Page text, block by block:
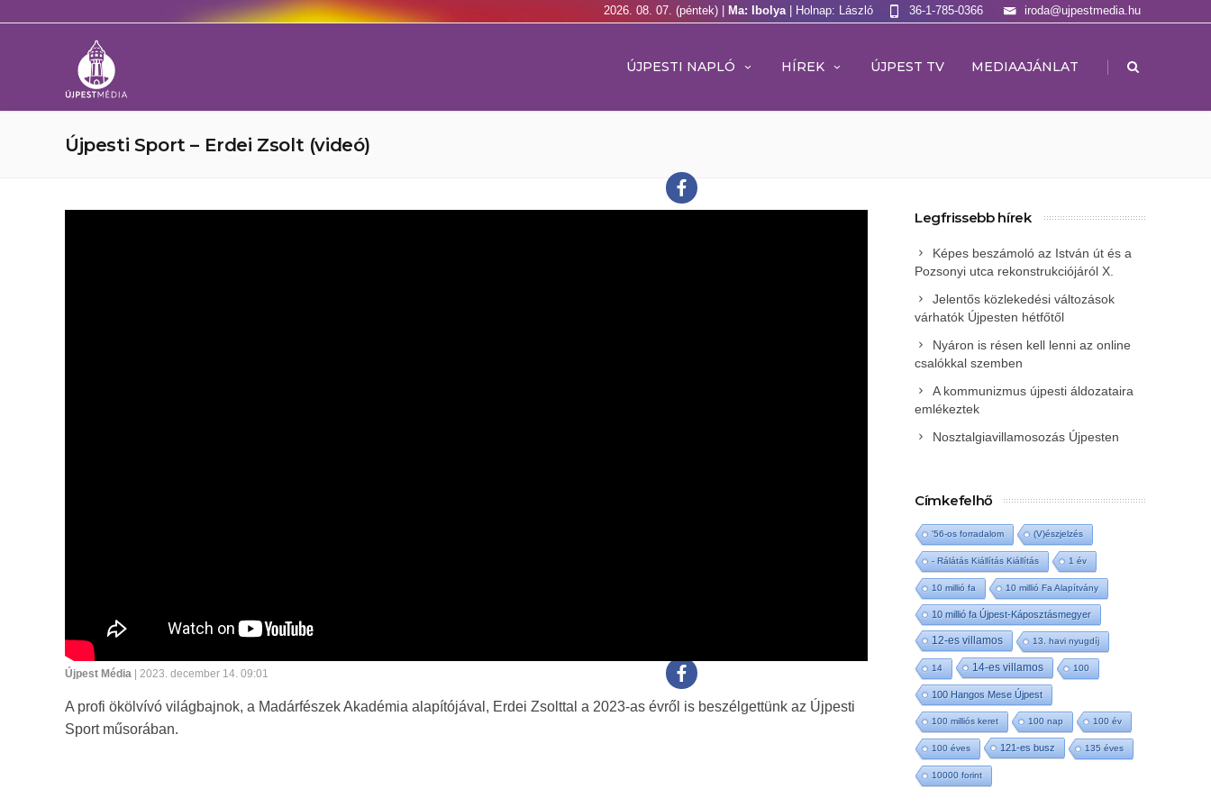
2026. 08. 07. (péntek) | Ma: Ibolya | Holnap: László iroda@ujpestmedia.hu
36-1-785-0366
ÚJPESTI NAPLÓ HÍREK ÚJPEST TV MEDIAAJÁNLAT |
Újpesti Sport – Erdei Zsolt (videó)
Újpest Média | 2023. december 14. 09:01
A profi ökölvívó világbajnok, a Madárfészek Akadémia alapítójával, Erdei Zsolttal a 2023-as évről is beszélgettünk az Újpesti
Sport műsorában.
Legfrissebb hírek
Képes beszámoló az István út és a
Pozsonyi utca rekonstrukciójáról X.
Jelentős közlekedési változások
várhatók Újpesten hétfőtől
Nyáron is résen kell lenni az online
csalókkal szemben
A kommunizmus újpesti áldozataira
emlékeztek
Nosztalgiavillamosozás Újpesten
Címkefelhő
'56-os forradalom (V)észjelzés
- Rálátás Kiállítás Kiállítás 1 év
10 millió fa 10 millió Fa Alapítvány
10 millió fa Újpest-Káposztásmegyer
12-es villamos 13. havi nyugdíj
14 14-es villamos 100
100 Hangos Mese Újpest
100 milliós keret 100 nap 100 év
100 éves 121-es busz 135 éves
10000 forint